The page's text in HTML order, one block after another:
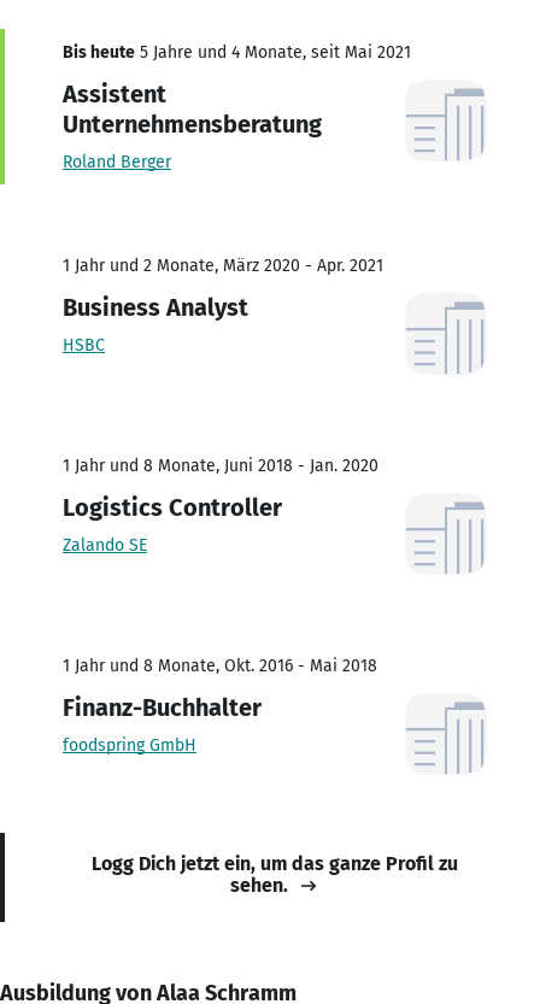
Bis heute 5 Jahre und 4 Monate, seit Mai 2021
Assistent
Unternehmensberatung
Roland Berger
1 Jahr und 2 Monate, März 2020 - Apr. 2021
Business Analyst
HSBC
1 Jahr und 8 Monate, Juni 2018 - Jan. 2020
Logistics Controller
Zalando SE
1 Jahr und 8 Monate, Okt. 2016 - Mai 2018
Finanz-Buchhalter
foodspring GmbH
Logg Dich jetzt ein, um das ganze Profil zu
sehen.
Ausbildung von Alaa Schramm